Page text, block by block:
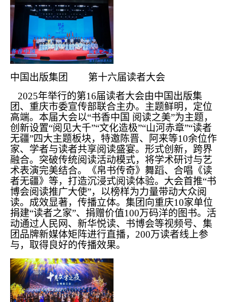
中国出版集团 第十六届读者大会
2025年举行的第16届读者大会由中国出版集
团、重庆市委宣传部联合主办。主题鲜明，定位
高端。本届大会以“书香中国 阅读之美”为主题，
创新设置“阅见大千”“文化造极”“山河赤章”“读者
无疆”四大主题板块，特邀陈晋、阿来等10余位作
家、学者与读者共享阅读盛宴。形式创新，跨界
融合。突破传统阅读活动模式，将学术研讨与艺
术表演完美结合。《帛书传奇》舞蹈、合唱《读
者无疆》等，打造沉浸式阅读体验。大会首推“书
博会阅读推广大使”，以榜样为力量带动大众阅
读。成效显著，传播立体。集团向重庆10家单位
捐建“读者之家”、捐赠价值100万码洋的图书。活
动通过人民网、新华悦读、书博会等视频号、集
团品牌新媒体矩阵进行直播，200万读者线上参
与，取得良好的传播效果。